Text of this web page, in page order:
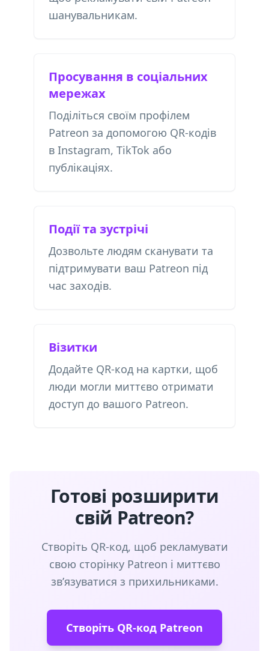
шанувальникам.
Просування в соціальних
мережах
Поділіться своїм профілем
Patreon за допомогою QR-кодів
в Instagram, TikTok або
публікаціях.
Події та зустрічі
Дозвольте людям сканувати та
підтримувати ваш Patreon під
час заходів.
Візитки
Додайте QR-код на картки, щоб
люди могли миттєво отримати
доступ до вашого Patreon.
Готові розширити
свій Patreon?
Створіть QR-код, щоб рекламувати
свою сторінку Patreon і миттєво
зв’язуватися з прихильниками.
Створіть QR-код Patreon